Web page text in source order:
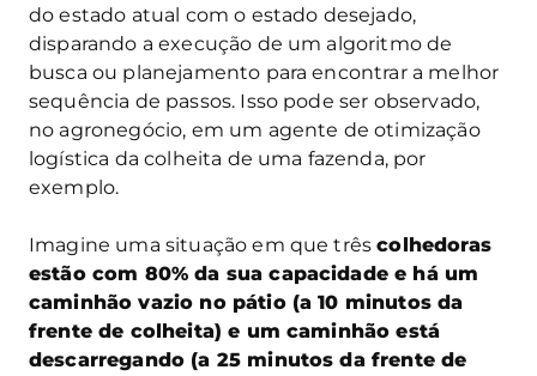
do estado atual com o estado desejado,
disparando a execução de um algoritmo de
busca ou planejamento para encontrar a melhor
sequência de passos. Isso pode ser observado,
no agronegócio, em um agente de otimização
logística da colheita de uma fazenda, por
exemplo.
Imagine uma situação em que trêscolhedoras
estão com 80% da sua capacidade e há um
caminhão vazio no pátio (a 10 minutos da
frente de colheita) e um caminhão está
descarregando (a 25 minutos da frente de